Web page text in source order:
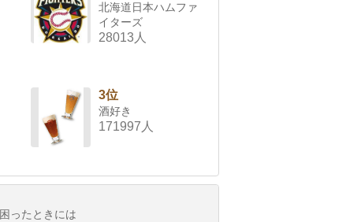
北海道日本ハムファ
イターズ
28013人
3位
酒好き
171997人
困ったときには